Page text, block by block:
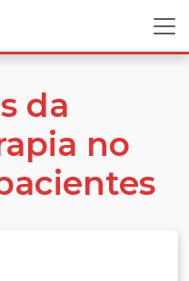
da
no